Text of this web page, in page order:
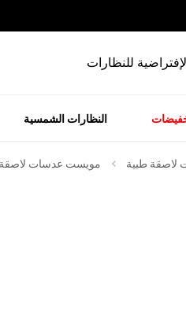
للنظارات
النظارات الشمسية
لاصقة طبية مويست عدسات لاصقة